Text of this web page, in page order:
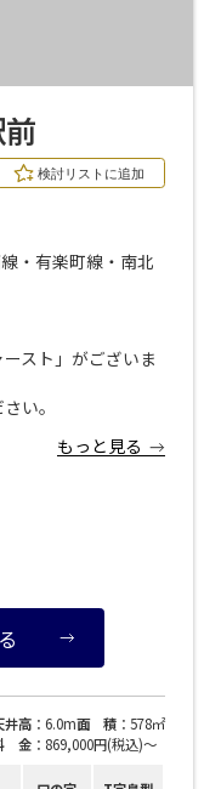
・有楽町線・南北
スト」がございま
い。
">「s-
都道路整備保全
もっと見る
井高 ：6.0m面 積 ：578㎡
金 ：869,000円(税込)〜